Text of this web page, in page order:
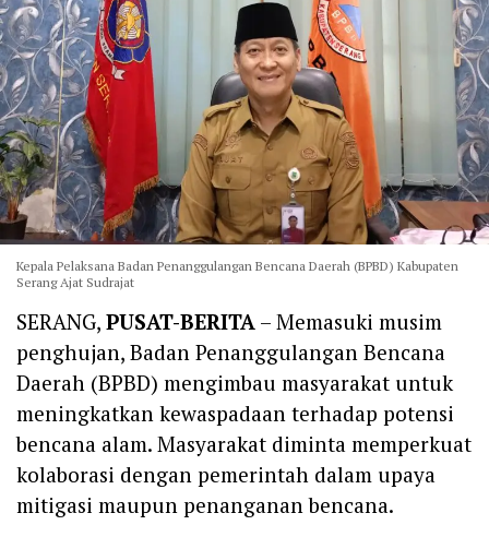
Kepala Pelaksana Badan Penanggulangan Bencana Daerah (BPBD) Kabupaten
Serang Ajat Sudrajat
SERANG, PUSAT-BERITA – Memasuki musim
penghujan, Badan Penanggulangan Bencana
Daerah (BPBD) mengimbau masyarakat untuk
meningkatkan kewaspadaan terhadap potensi
bencana alam. Masyarakat diminta memperkuat
kolaborasi dengan pemerintah dalam upaya
mitigasi maupun penanganan bencana.